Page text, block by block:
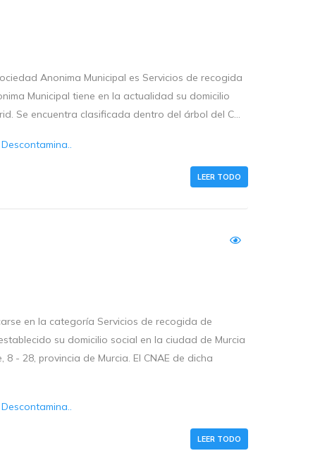
Anonima Municipal es Servicios de recogida
Municipal tiene en la actualidad su domicilio
Se encuentra clasificada dentro del árbol del C...
LEER TODO
en la categoría Servicios de recogida de
su domicilio social en la ciudad de Murcia
- 28, provincia de Murcia. El CNAE de dicha
LEER TODO